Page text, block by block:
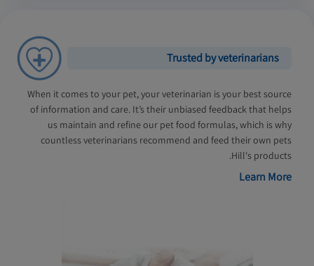
Trusted by veterinarians
When it comes to your pet, your veterinarian is your best source
of information and care. It’s their unbiased feedback that helps
us maintain and refine our pet food formulas, which is why
countless veterinarians recommend and feed their own pets
Hill's products.
Learn More